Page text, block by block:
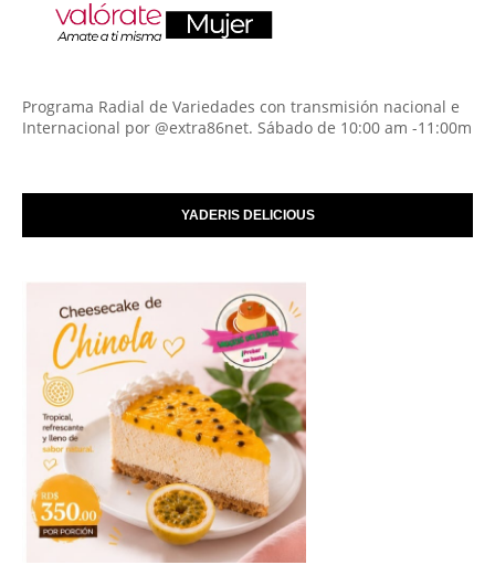
Programa Radial de Variedades con transmisión nacional e
Internacional por @extra86net. Sábado de 10:00 am -11:00m
YADERIS DELICIOUS